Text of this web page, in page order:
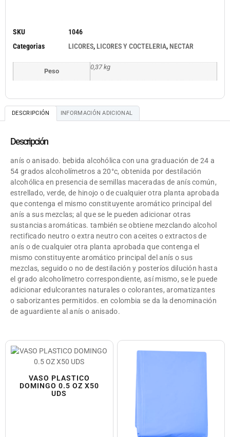
SKU
1046
Categorias
LICORES, LICORES Y COCTELERIA, NECTAR
Peso
0,37 kg
DESCRIPCIÓN INFORMACIÓN ADICIONAL
Descripción
anís o anisado. bebida alcohólica con una graduación de 24 a
54 grados alcoholímetros a 20°c, obtenida por destilación
alcohólica en presencia de semillas maceradas de anís común,
estrellado, verde, de hinojo o de cualquier otra planta aprobada
que contenga el mismo constituyente aromático principal del
anís a sus mezclas; al que se le pueden adicionar otras
sustancias aromáticas. también se obtiene mezclando alcohol
rectificado neutro o extra neutro con aceites o extractos de
anís o de cualquier otra planta aprobada que contenga el
mismo constituyente aromático principal del anís o sus
mezclas, seguido o no de destilación y posteríos dilución hasta
el grado alcoholímetro correspondiente, así mismo, se le puede
adicionar edulcorantes naturales o colorantes, aromatizantes
o saborizantes permitidos. en colombia se da la denominación
de aguardiente al anís o anisado.
VASO PLASTICO
DOMINGO 0.5 OZ X50
UDS